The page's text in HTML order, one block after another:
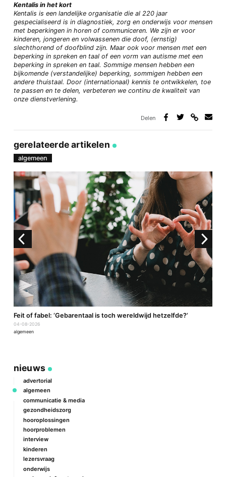
Kentalis in het kort
Kentalis is een landelijke organisatie die al 220 jaar
gespecialiseerd is in diagnostiek, zorg en onderwijs voor mensen
met beperkingen in horen of communiceren. We zijn er voor
kinderen, jongeren en volwassenen die doof, (ernstig)
slechthorend of doofblind zijn. Maar ook voor mensen met een
beperking in spreken en taal of een vorm van autisme met een
beperking in spreken en taal. Sommige mensen hebben een
bijkomende (verstandelijke) beperking, sommigen hebben een
andere thuistaal. Door (internationaal) kennis te ontwikkelen, toe
te passen en te delen, verbeteren we continu de kwaliteit van
onze dienstverlening.
Delen
gerelateerde artikelen
algemeen
Feit of fabel: ‘Gebarentaal is toch wereldwijd hetzelfde?’
04-08-2026
algemeen
nieuws
advertorial
algemeen
communicatie & media
gezondheidszorg
hooroplossingen
hoorproblemen
interview
kinderen
lezersvraag
onderwijs